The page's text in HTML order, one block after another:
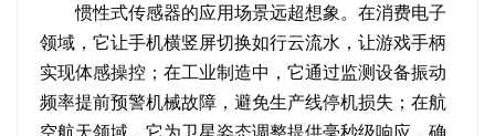
惯性式传感器的应用场景远超想象。在消费电子
领域，它让手机横竖屏切换如行云流水，让游戏手柄
实现体感操控；在工业制造中，它通过监测设备振动
频率提前预警机械故障，避免生产线停机损失；在航
空航天领域，它为卫星姿态调整提供毫秒级响应，确